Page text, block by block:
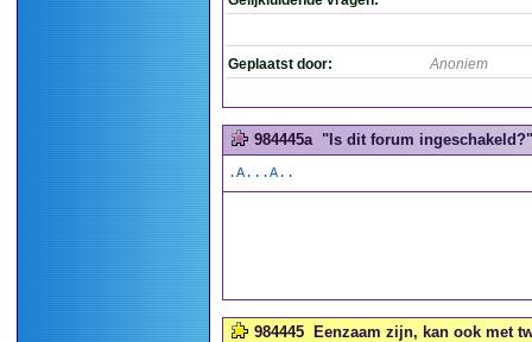
Geplaatst door: Anoniem
984445a "Is dit forum
.A...A..
984445 Eenzaam zijn, kan ook met